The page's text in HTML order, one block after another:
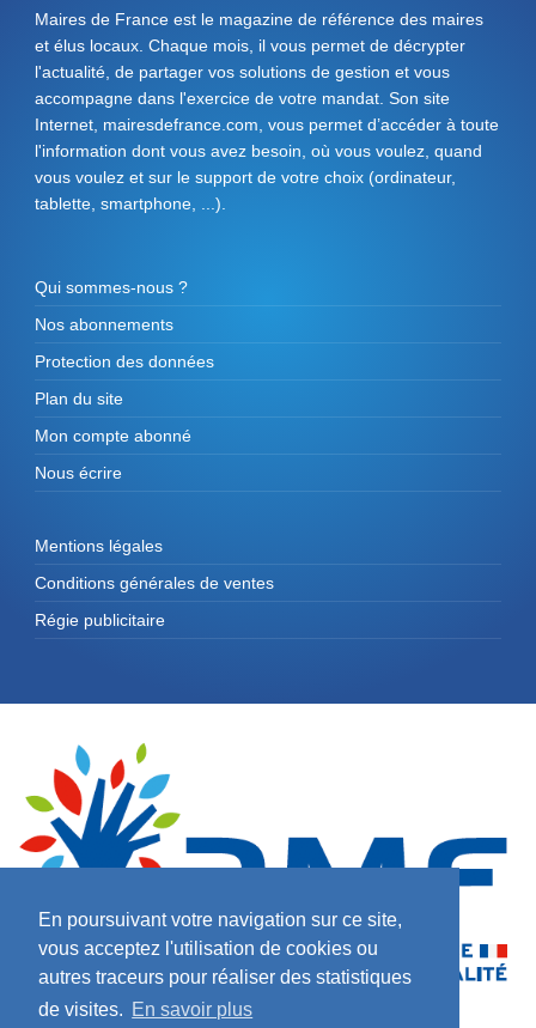
En poursuivant votre navigation sur ce site,
vous acceptez l'utilisation de cookies ou
autres traceurs pour réaliser des statistiques
de visites. En savoir plus
Maires de France est le magazine de référence des maires
et élus locaux. Chaque mois, il vous permet de décrypter
l'actualité, de partager vos solutions de gestion et vous
accompagne dans l'exercice de votre mandat. Son site
Internet, mairesdefrance.com, vous permet d’accéder à toute
l'information dont vous avez besoin, où vous voulez, quand
vous voulez et sur le support de votre choix (ordinateur,
tablette, smartphone, ...).
Qui sommes-nous ?
Nos abonnements
Protection des données
Plan du site
Mon compte abonné
Nous écrire
Mentions légales
Conditions générales de ventes
Régie publicitaire